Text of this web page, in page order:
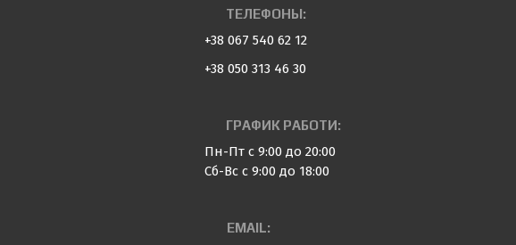
ТЕЛЕФОНЫ:
+38 067 540 62 12
+38 050 313 46 30
ГРАФИК РАБОТИ:
Пн-Пт с 9:00 до 20:00
Сб-Вс с 9:00 до 18:00
EMAIL: